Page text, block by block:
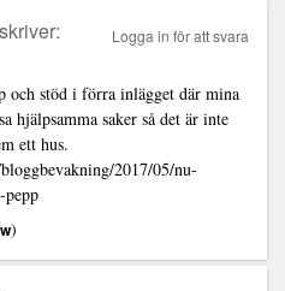
skriver:
och stöd i förra inlägget där mina
hjälpsamma saker så det är inte
ett hus.
2017/05/nu-
)
Logga in för att svara